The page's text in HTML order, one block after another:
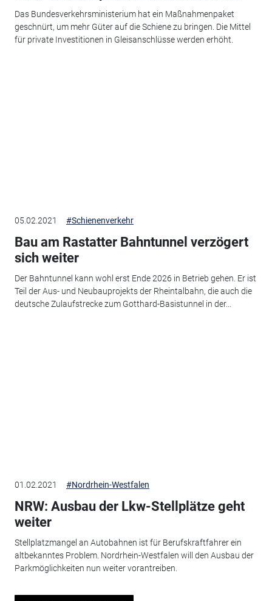
Das Bundesverkehrsministerium hat ein Maßnahmenpaket
geschnürt, um mehr Güter auf die Schiene zu bringen. Die Mittel
für private Investitionen in Gleisanschlüsse werden erhöht.
05.02.2021 #Schienenverkehr
Bau am Rastatter Bahntunnel verzögert
sich weiter
Der Bahntunnel kann wohl erst Ende 2026 in Betrieb gehen. Er ist
Teil der Aus- und Neubauprojekts der Rheintalbahn, die auch die
deutsche Zulaufstrecke zum Gotthard-Basistunnel in der...
01.02.2021 #Nordrhein-Westfalen
NRW: Ausbau der Lkw-Stellplätze geht
weiter
Stellplatzmangel an Autobahnen ist für Berufskraftfahrer ein
altbekanntes Problem. Nordrhein-Westfalen will den Ausbau der
Parkmöglichkeiten nun weiter vorantreiben.